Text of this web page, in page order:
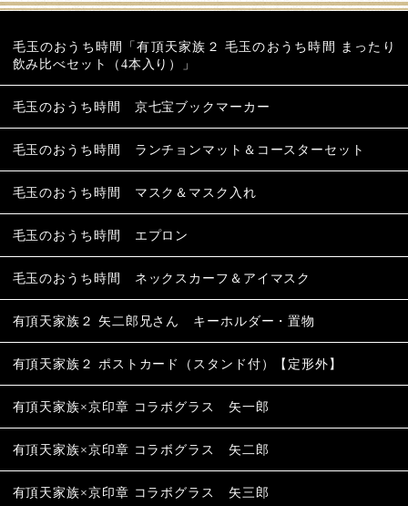
毛玉のおうち時間「有頂天家族２ 毛玉のおうち時間 まったり
飲み比べセット（4本入り）」
毛玉のおうち時間 京七宝ブックマーカー
毛玉のおうち時間 ランチョンマット＆コースターセット
毛玉のおうち時間 マスク＆マスク入れ
毛玉のおうち時間 エプロン
毛玉のおうち時間 ネックスカーフ＆アイマスク
有頂天家族２ 矢二郎兄さん キーホルダー・置物
有頂天家族２ ポストカード（スタンド付）【定形外】
有頂天家族×京印章 コラボグラス 矢一郎
有頂天家族×京印章 コラボグラス 矢二郎
有頂天家族×京印章 コラボグラス 矢三郎